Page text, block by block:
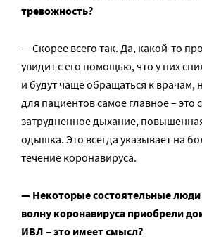
тревожность?
— Скорее всего так. Да, какой-то
увидит с его помощью, что у них
и будут чаще обращаться к врачам,
для пациентов самое главное – это
затрудненное дыхание,
одышка. Это всегда указывает на
течение коронавируса.
— Некоторые состоятельные
волну коронавируса приобрели
ИВЛ – это имеет смысл?